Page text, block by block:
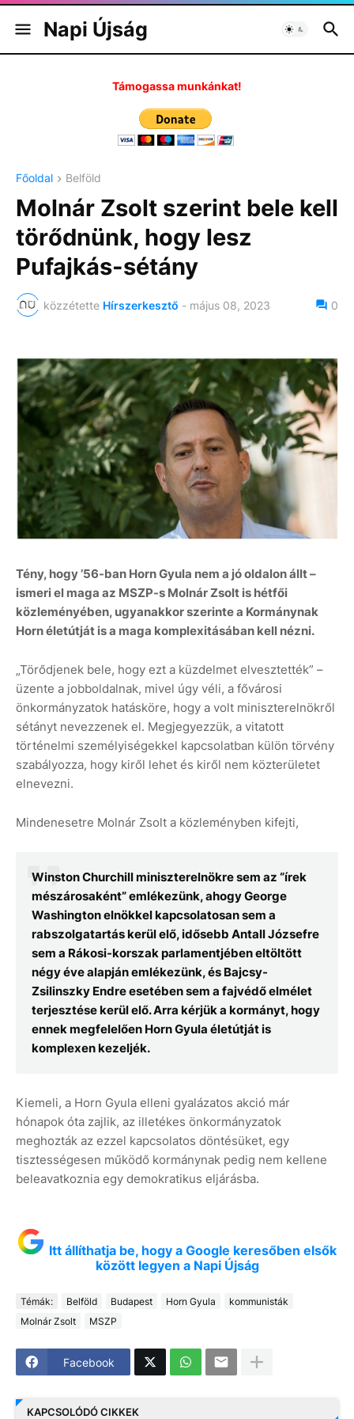
Napi Újság
Támogassa munkánkat!
Főoldal Belföld
Molnár Zsolt szerint bele kell
törődnünk, hogy lesz
Pufajkás-sétány
közzétette Hírszerkesztő - május 08, 2023 0
Tény, hogy ’56-ban Horn Gyula nem a jó oldalon állt –
ismeri el maga az MSZP-s Molnár Zsolt is hétfői
közleményében, ugyanakkor szerinte a Kormánynak
Horn életútját is a maga komplexitásában kell nézni.
„Törődjenek bele, hogy ezt a küzdelmet elvesztették” –
üzente a jobboldalnak, mivel úgy véli, a fővárosi
önkormányzatok hatásköre, hogy a volt miniszterelnökről
sétányt nevezzenek el. Megjegyezzük, a vitatott
történelmi személyiségekkel kapcsolatban külön törvény
szabályozza, hogy kiről lehet és kiről nem közterületet
elnevezni.
Mindenesetre Molnár Zsolt a közleményben kifejti,
Winston Churchill miniszterelnökre sem az “írek
mészárosaként” emlékezünk, ahogy George
Washington elnökkel kapcsolatosan sem a
rabszolgatartás kerül elő, idősebb Antall Józsefre
sem a Rákosi-korszak parlamentjében eltöltött
négy éve alapján emlékezünk, és Bajcsy-
Zsilinszky Endre esetében sem a fajvédő elmélet
terjesztése kerül elő. Arra kérjük a kormányt, hogy
ennek megfelelően Horn Gyula életútját is
komplexen kezeljék.
Kiemeli, a Horn Gyula elleni gyalázatos akció már
hónapok óta zajlik, az illetékes önkormányzatok
meghozták az ezzel kapcsolatos döntésüket, egy
tisztességesen működő kormánynak pedig nem kellene
beleavatkoznia egy demokratikus eljárásba.
Itt állíthatja be, hogy a Google keresőben elsők
között legyen a Napi Újság
Témák: Belföld Budapest Horn Gyula
kommunisták
Molnár Zsolt
MSZP
Facebook
KAPCSOLÓDÓ CIKKEK